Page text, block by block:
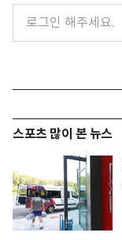
스포츠 많이 본 뉴스